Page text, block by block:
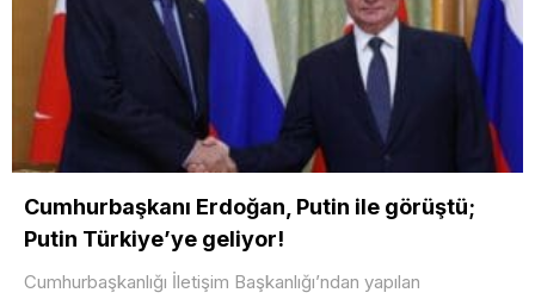
Cumhurbaşkanı Erdoğan, Putin ile görüştü;
Putin Türkiye’ye geliyor!
Cumhurbaşkanlığı İletişim Başkanlığı’ndan yapılan